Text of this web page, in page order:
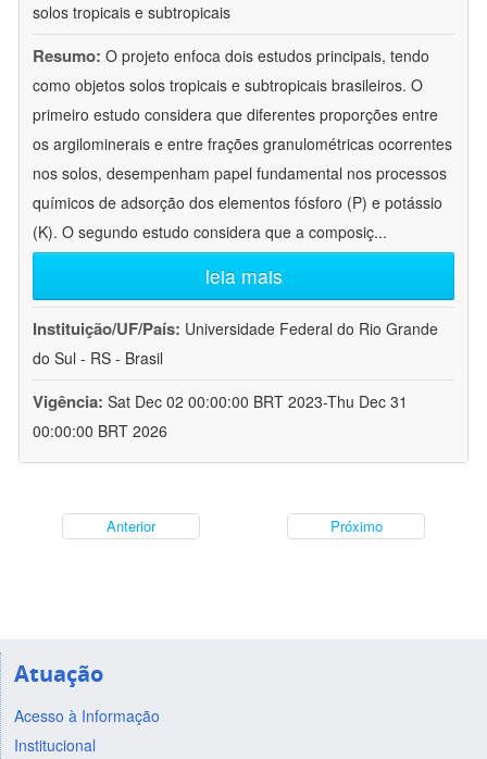
solos tropicais e subtropicais
Resumo: O projeto enfoca dois estudos principais, tendo
como objetos solos tropicais e subtropicais brasileiros. O
primeiro estudo considera que diferentes proporções entre
os argilominerais e entre frações granulométricas ocorrentes
nos solos, desempenham papel fundamental nos processos
químicos de adsorção dos elementos fósforo (P) e potássio
(K). O segundo estudo considera que a composiç...
leia mais
Instituição/UF/País: Universidade Federal do Rio Grande
do Sul - RS - Brasil
Vigência: Sat Dec 02 00:00:00 BRT 2023-Thu Dec 31
00:00:00 BRT 2026
Anterior Próximo
Atuação
Acesso à Informação
Institucional